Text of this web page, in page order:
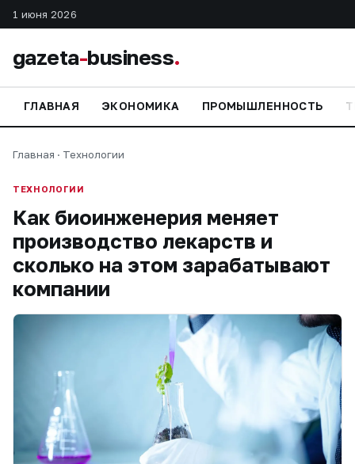
1 июня 2026
gazeta-business.
ГЛАВНАЯ ЭКОНОМИКА ПРОМЫШЛЕННОСТЬ
Главная · Технологии
ТЕХНОЛОГИИ
Как биоинженерия меняет
производство лекарств и
сколько на этом зарабатывают
компании